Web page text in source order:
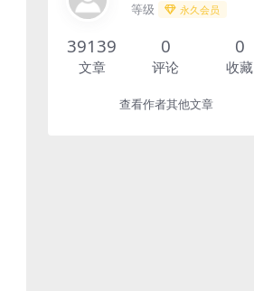
等级 永久会员
39139
文章
0
评论
0
收藏
查看作者其他文章